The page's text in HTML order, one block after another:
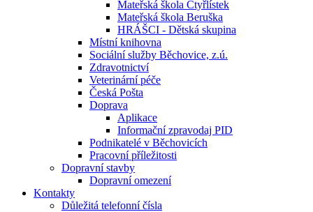
Mateřská škola Čtyřlístek
Mateřská škola Beruška
HRÁŠCI - Dětská skupina
Místní knihovna
Sociální služby Běchovice, z.ú.
Zdravotnictví
Veterinární péče
Česká Pošta
Doprava
Aplikace
Informační zpravodaj PID
Podnikatelé v Běchovicích
Pracovní příležitosti
Dopravní stavby
Dopravní omezení
Kontakty
Důležitá telefonní čísla